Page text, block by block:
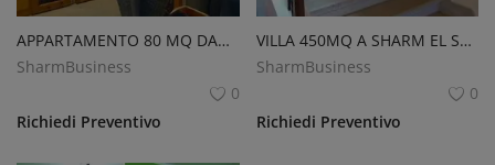
APPARTAMENTO 80 MQ DAHAB
SharmBusiness
0
Richiedi Preventivo
VILLA 450MQ A SHARM EL SHEIKH
SharmBusiness
0
Richiedi Preventivo